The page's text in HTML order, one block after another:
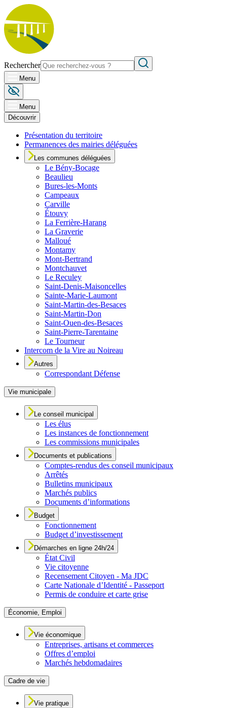
Rechercher
Menu
Menu
Découvrir
Présentation du territoire
Permanences des mairies déléguées
Les communes déléguées
Le Bény-Bocage
Beaulieu
Bures-les-Monts
Campeaux
Carville
Étouvy
La Ferrière-Harang
La Graverie
Malloué
Montamy
Mont-Bertrand
Montchauvet
Le Reculey
Saint-Denis-Maisoncelles
Sainte-Marie-Laumont
Saint-Martin-des-Besaces
Saint-Martin-Don
Saint-Ouen-des-Besaces
Saint-Pierre-Tarentaine
Le Tourneur
Intercom de la Vire au Noireau
Autres
Correspondant Défense
Vie municipale
Le conseil municipal
Les élus
Les instances de fonctionnement
Les commissions municipales
Documents et publications
Comptes-rendus des conseil municipaux
Arrêtés
Bulletins municipaux
Marchés publics
Documents d’informations
Budget
Fonctionnement
Budget d’investissement
Démarches en ligne 24h/24
État Civil
Vie citoyenne
Recensement Citoyen - Ma JDC
Carte Nationale d’Identité - Passeport
Permis de conduire et carte grise
Économie, Emploi
Vie économique
Entreprises, artisans et commerces
Offres d’emploi
Marchés hebdomadaires
Cadre de vie
Vie pratique